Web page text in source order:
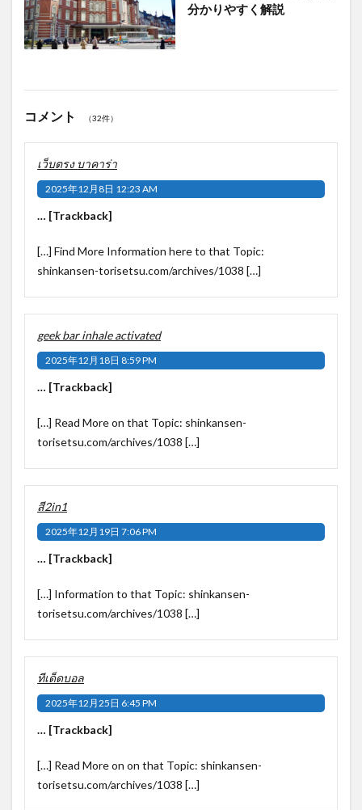
分かりやすく解説
コメント （32件）
เว็บตรง บาคาร่า
2025年12月8日 12:23 AM
… [Trackback]
[…] Find More Information here to that Topic:
shinkansen-torisetsu.com/archives/1038 […]
geek bar inhale activated
2025年12月18日 8:59 PM
… [Trackback]
[…] Read More on that Topic: shinkansen-
torisetsu.com/archives/1038 […]
สี2in1
2025年12月19日 7:06 PM
… [Trackback]
[…] Information to that Topic: shinkansen-
torisetsu.com/archives/1038 […]
ทีเด็ดบอล
2025年12月25日 6:45 PM
… [Trackback]
[…] Read More on on that Topic: shinkansen-
torisetsu.com/archives/1038 […]